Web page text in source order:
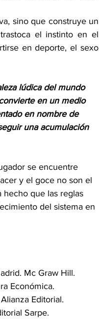
sino que construye un
el instinto en el
en deporte, el sexo
lúdica del mundo
en un medio
en nombre de
una acumulación
se encuentre
y el goce no son el
que las reglas
del sistema en
Mc Graw Hill.
Económica.
Editorial.
Sarpe.